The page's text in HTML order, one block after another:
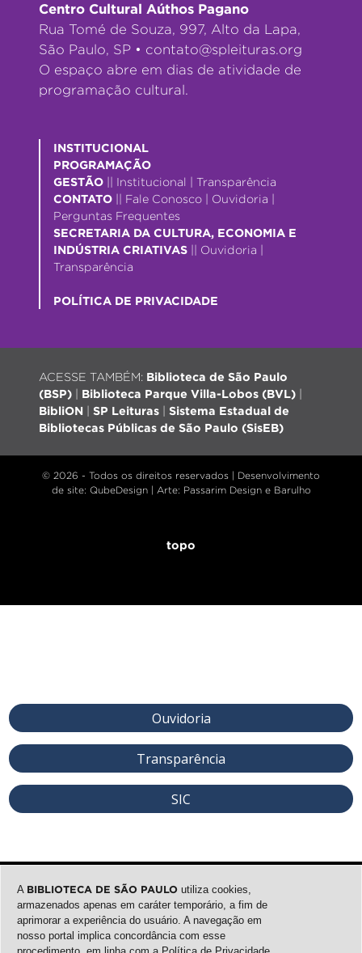
Centro Cultural Aúthos Pagano
Rua Tomé de Souza, 997, Alto da Lapa,
São Paulo, SP • contato@spleituras.org
O espaço abre em dias de atividade de
programação cultural.
INSTITUCIONAL
PROGRAMAÇÃO
GESTÃO
Institucional
Transparência
CONTATO
Fale Conosco Ouvidoria
Perguntas Frequentes
SECRETARIA DA CULTURA, ECONOMIA E
INDÚSTRIA CRIATIVAS
Ouvidoria
Transparência
POLÍTICA DE PRIVACIDADE
ACESSE TAMBÉM: Biblioteca de São Paulo
(BSP)
Biblioteca Parque Villa-Lobos (BVL)
BibliON
SP Leituras
Sistema Estadual de
Bibliotecas Públicas de São Paulo (SisEB)
© 2026 - Todos os direitos reservados | Desenvolvimento
de site: QubeDesign | Arte: Passarim Design e Barulho
topo
Ouvidoria
Transparência
SIC
A BIBLIOTECA DE SÃO PAULO utiliza cookies,
armazenados apenas em caráter temporário, a fim de
aprimorar a experiência do usuário. A navegação em
nosso portal implica concordância com esse